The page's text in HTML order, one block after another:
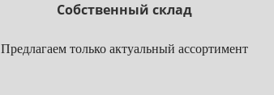
Собственный склад
Предлагаем только актуальный ассортимент